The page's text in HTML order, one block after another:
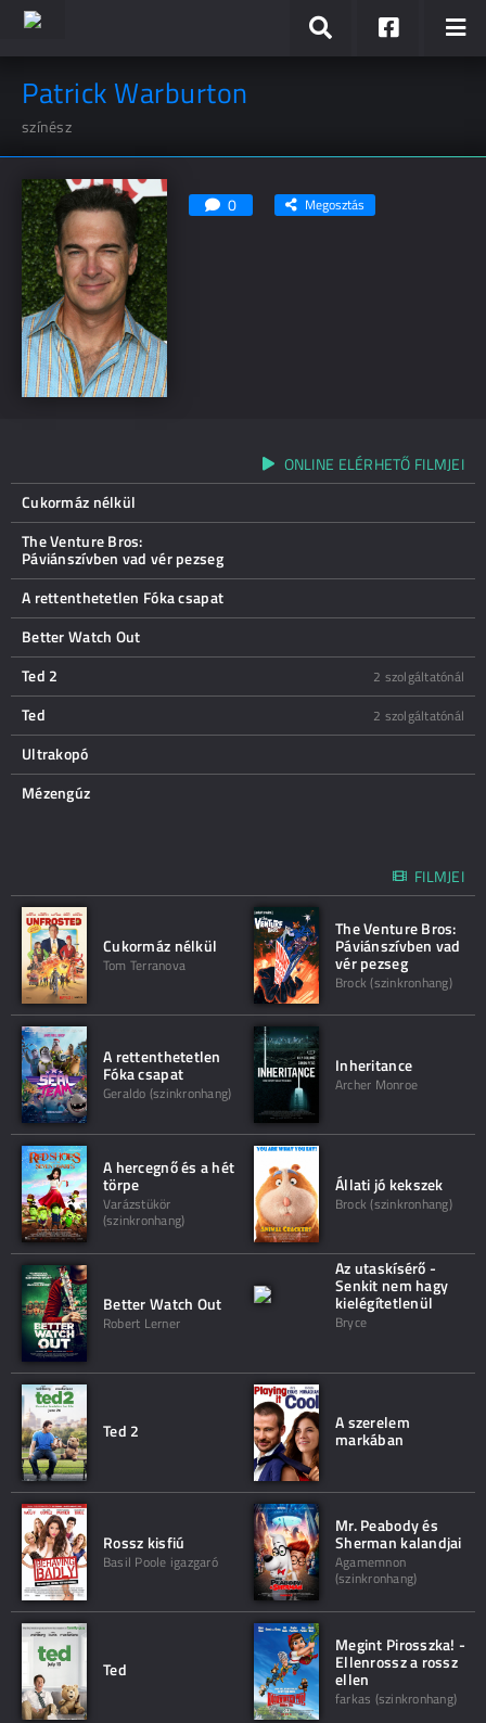
Patrick Warburton
színész
0 Megosztás
ONLINE ELÉRHETŐ FILMJEI
Cukormáz nélkül
The Venture Bros:
Páviánszívben vad vér pezseg
A rettenthetetlen Fóka csapat
Better Watch Out
Ted 2
2 szolgáltatónál
Ted 2 szolgáltatónál
Ultrakopó
Mézengúz
FILMJEI
Cukormáz nélkül
Tom Terranova
The Venture Bros:
Páviánszívben vad
vér pezseg
Brock (szinkronhang)
A rettenthetetlen
Fóka csapat
Geraldo (szinkronhang)
Inheritance
Archer Monroe
A hercegnő és a hét
törpe
Varázstükör
(szinkronhang)
Állati jó kekszek
Brock (szinkronhang)
Better Watch Out
Robert Lerner
Az utaskísérő -
Senkit nem hagy
kielégítetlenül
Bryce
Ted 2 A szerelem
markában
Rossz kisfiú
Basil Poole igazgaró
Mr. Peabody és
Sherman kalandjai
Agamemnon
(szinkronhang)
Ted
Megint Pirosszka! -
Ellenrossz a rossz
ellen
farkas (szinkronhang)